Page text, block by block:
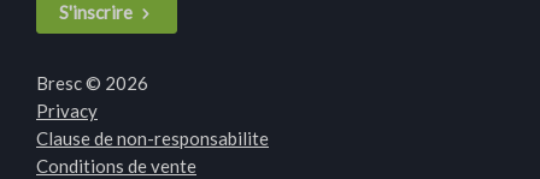
S'inscrire
Bresc © 2026
Privacy
Clause de non-responsabilite
Conditions de vente